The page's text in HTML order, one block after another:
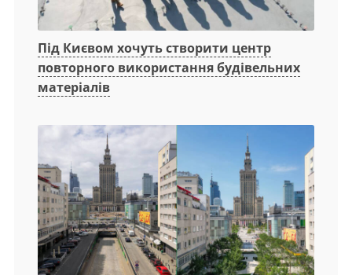
Під Києвом хочуть створити центр
повторного використання будівельних
матеріалів